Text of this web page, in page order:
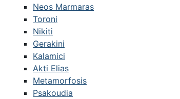
Neos Marmaras
Toroni
Nikiti
Gerakini
Kalamici
Akti Elias
Metamorfosis
Psakoudia